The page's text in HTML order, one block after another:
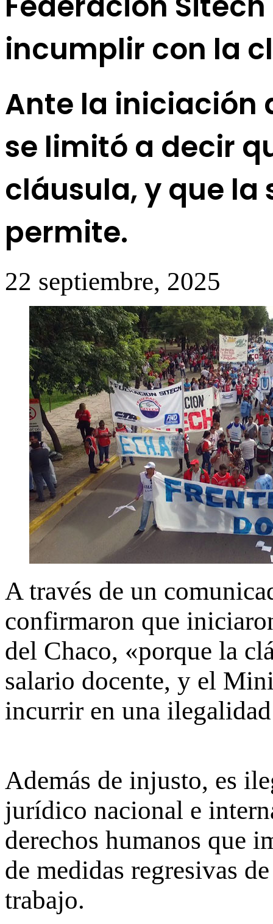
incumplir con la
Ante la iniciación
se limitó a decir
cláusula, y que
permite.
22 septiembre, 2025
A través de un
confirmaron que
del Chaco, «porque la
salario docente, y el
incurrir en una
Además de injusto, es
jurídico nacional e
derechos humanos que
de medidas regresivas
trabajo.